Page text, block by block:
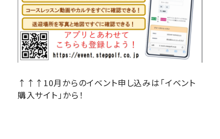
↑↑↑10月からのイベント申し込みは「イベント
購入サイト」から！